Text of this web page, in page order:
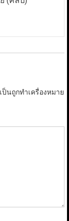
นถูกทำเครื่องหมาย